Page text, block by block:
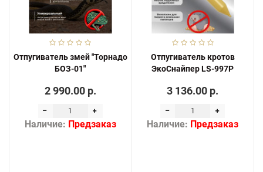
Отпугиватель змей "Торнадо
БОЗ-01"
2 990.00 р.
Наличие: Предзаказ
Отпугиватель кротов
ЭкоСнайпер LS-997P
3 136.00 р.
Наличие: Предзаказ